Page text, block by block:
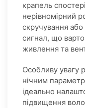
крапель
нерівномірний
скручування
сигнал, що
живлення та
Особливу увагу
нічним
ідеально
підвищення